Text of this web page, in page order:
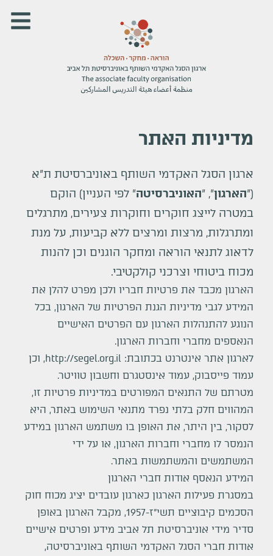
מדיניות האתר
ארגון הסגל האקדמי השותף באוניברסיטת ת"א
(
"הארגון"
,
"האוניברסיטה" לפי העניין) הוקם
במטרה לייצג חוקרים וחוקרות צעירים, מתרגלים
ומתרגלות, מרצות ומרצים ללא קביעות, על מנת
לדאוג לתנאי הוראה ומחקר הוגנים וכן להנות
מכוח ביטוחי וצרכני קולקטיבי.
הארגון מכבד את פרטיות חבריו ולכן מפרט להלן את
המידע לגבי מדיניות הגנת הפרטיות של הארגון, בכל
הנוגע להתנהלות הארגון עם הפרטים האישיים
הנאספים מחברי וחברות הארגון.
לארגון אתר אינטרנט בכתובת:
, וכן
עמוד פייסבוק, עמוד אינסטגרם וחשבון טוויטר.
מטרתם של התנאים המפורטים במדיניות פרטיות זו,
המהווים חלק בלתי נפרד מתנאי השימוש באתר, היא
לסקור, בין היתר, את האופן בו משתמש הארגון במידע
הנמסר לו מחברי וחברות הארגון, או על ידי
המשתמשים והמשתמשות באתר.
המידע הנאסף אודות חברי הארגון
במסגרת פעילות הארגון כארגון עובדים יציג מכוח חוק
הסכמים קיבוציים תשי"
ז-1957, מקבל הארגון באופן
סדיר מידי אוניברסיטת תל אביב מידע ופרטים אישיים
אודות חברי הסגל האקדמי השותף באוניברסיטה,